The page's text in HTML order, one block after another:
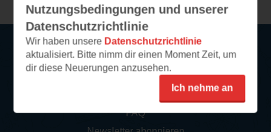
Nutzungsbedingungen und unserer
Datenschutzrichtlinie
Wir haben unsere Datenschutzrichtlinie
aktualisiert. Bitte nimm dir einen Moment Zeit, um
dir diese Neuerungen anzusehen.
Ich nehme an
Service
FAQ